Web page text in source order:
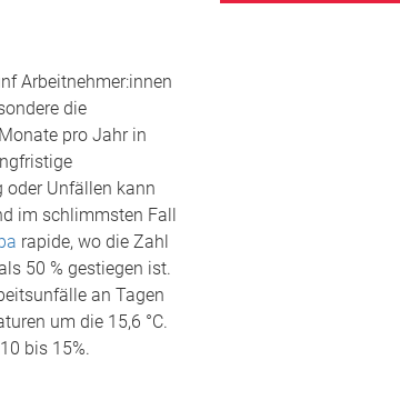
Arbeitnehmer:innen
die
pro Jahr in
oder Unfällen kann
im schlimmsten Fall
rapide, wo die Zahl
50 % gestiegen ist.
an Tagen
um die 15,6 °C.
bis 15%.